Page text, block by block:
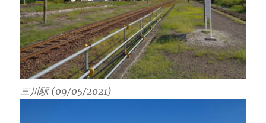
三川駅 (09/05/2021)